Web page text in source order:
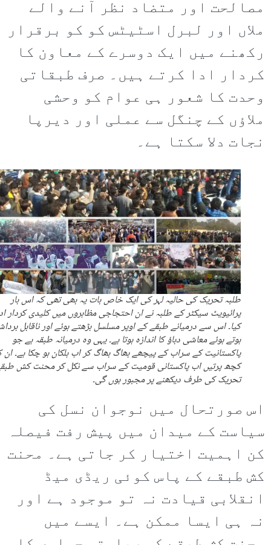
مصالحت اور متضاد نظر آنے والے
ملاں اور لبرل اسٹیٹس کو کو برقرار
رکھنے میں ایک دوسرے کے معاون کا
کردار ادا کرتے ہیں۔ صرف طبقاتی
وحدت کا شعور ہی عوام کو وحشی
ملاؤں کے چنگل سے عملی اور دیرپا
نجات دلا سکتا ہے۔
طلبہ تحریک کی حالیہ لہر کی ایک خاص بات یہ بھی تھی کہ اس بار
پرائیویٹ سیکٹر کے طلبہ نے ان احتجاجی مظاہروں میں کلیدی کردار
کیا۔ اس سے درمیانے طبقے کے اوپر مسلسل بڑھتے ہوئے اور ناقابل
ہوتے ہوئے معاشی دباؤ کا اندازہ ہوتا ہے۔ یہی وہ درمیانہ طبقہ ہے جو
پاکستانیت کے سراب کے پیچھے بھاگ بھاگ کر اب ہلکان ہو چکا ہے۔
کچھ پرتیں اب پاکستانی قومیت کے سراب سے نکل کر محنت کش
تحریک کی طرف دیکھنے پر مجبور ہوں گی۔
اس صورتحال میں نوجوان نسل کی
سیاست کے میدان میں پیش رفت فیصلہ
کن اہمیت اختیار کر جاتی ہے۔ محنت
کش طبقے کے پاس کوئی ریڈی میڈ
انقلابی قیادت نہ تو موجود ہے اور
نہ ہی ایسا ممکن ہے۔ ایسے میں